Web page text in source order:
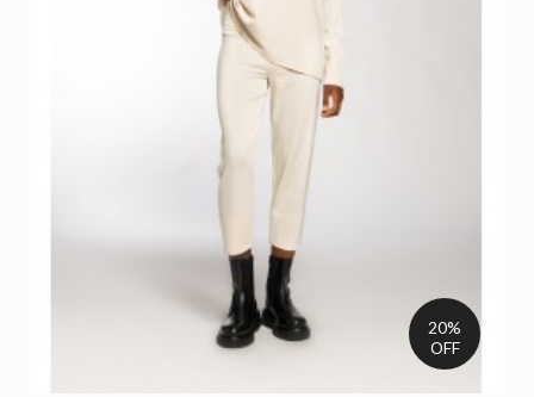
20%
OFF